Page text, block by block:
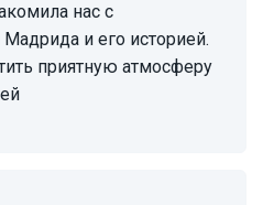
нас с
и его историей.
приятную атмосферу